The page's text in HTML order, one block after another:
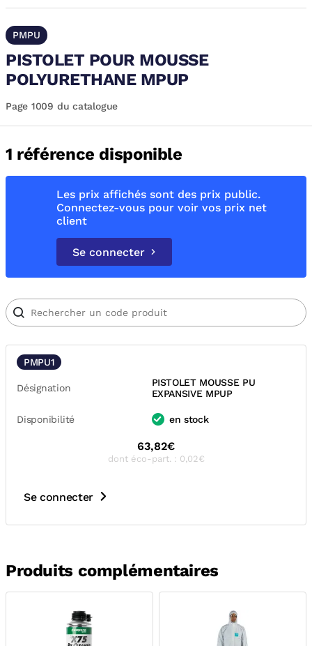
PMPU
PISTOLET POUR MOUSSE
POLYURETHANE MPUP
Page 1009 du catalogue
1 référence disponible
Les prix affichés sont des prix public.
Connectez-vous pour voir vos prix net
client
Se connecter
PMPU1
Désignation
PISTOLET MOUSSE PU
EXPANSIVE MPUP
Disponibilité en stock
63,82€
dont éco-part. : 0,02€
Se connecter
Produits complémentaires